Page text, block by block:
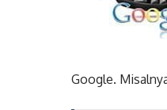
Google.